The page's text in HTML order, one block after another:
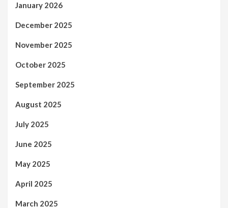
January 2026
December 2025
November 2025
October 2025
September 2025
August 2025
July 2025
June 2025
May 2025
April 2025
March 2025